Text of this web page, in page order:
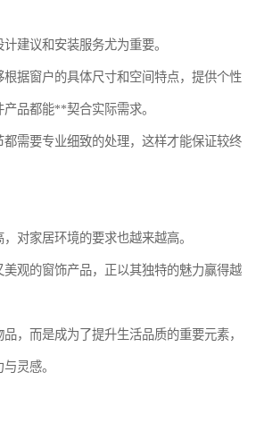
建议和安装服务尤为重要。
据窗户的具体尺寸和空间特点，提供个性
品都能**契合实际需求。
需要专业细致的处理，这样才能保证较终
对家居环境的要求也越来越高。
美观的窗饰产品，正以其独特的魅力赢得越
，而是成为了提升生活品质的重要元素，
灵感。